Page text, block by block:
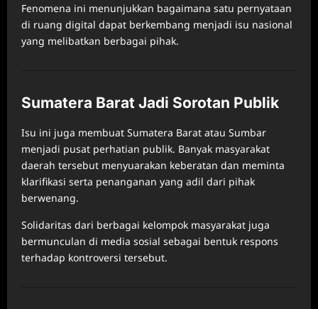
Fenomena ini menunjukkan bagaimana satu pernyataan
di ruang digital dapat berkembang menjadi isu nasional
yang melibatkan berbagai pihak.
Sumatera Barat Jadi Sorotan Publik
Isu ini juga membuat Sumatera Barat atau Sumbar
menjadi pusat perhatian publik. Banyak masyarakat
daerah tersebut menyuarakan keberatan dan meminta
klarifikasi serta penanganan yang adil dari pihak
berwenang.
Solidaritas dari berbagai kelompok masyarakat juga
bermunculan di media sosial sebagai bentuk respons
terhadap kontroversi tersebut.